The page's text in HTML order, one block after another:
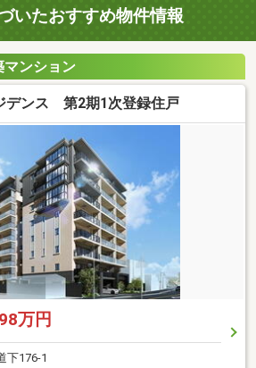
いたおすすめ物件情報
マンション
デンス 第2期1次登録住戸
万円
下176-1